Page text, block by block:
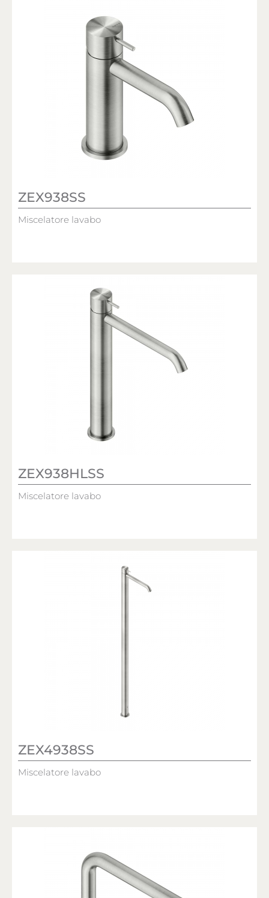
ZEX938SS
Miscelatore lavabo
ZEX938HLSS
Miscelatore lavabo
ZEX4938SS
Miscelatore lavabo